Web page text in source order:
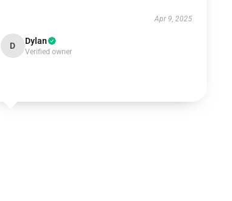
Apr 9, 2025
D Dylan
Verified owner